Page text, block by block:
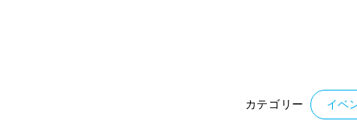
カテゴリー イベ